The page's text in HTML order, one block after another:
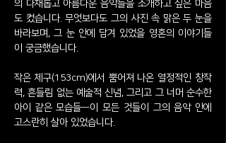
의 다채롭고 아름다운 음악들을 소개하고 싶은 마음
도 컸습니다. 무엇보다도 그의 사진 속 맑은 두 눈을
바라보며, 그 눈 안에 담겨 있었을 영혼의 이야기들
이 궁금했습니다.
작은 체구(153cm)에서 뿜어져 나온 열정적인 창작
력, 흔들림 없는 예술적 신념, 그리고 그 너머 순수한
아이 같은 모습들—이 모든 것들이 그의 음악 안에
고스란히 살아 있었습니다.